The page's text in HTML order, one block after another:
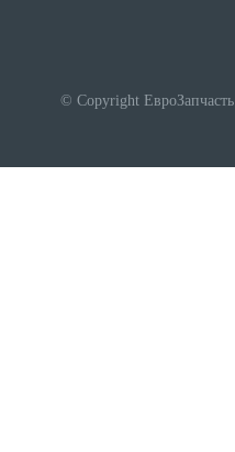
© Copyright ЕвроЗапчасть